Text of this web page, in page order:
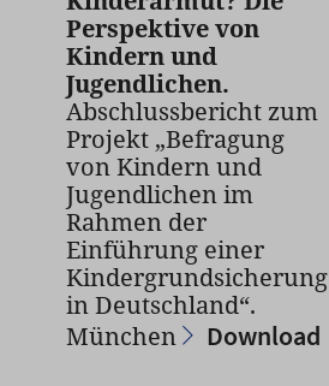
Perspektive von
Kindern und
Jugendlichen.
Abschlussbericht zum
Projekt „Befragung
von Kindern und
Jugendlichen im
Rahmen der
Einführung einer
Kindergrundsicherung
in Deutschland“.
München
Download